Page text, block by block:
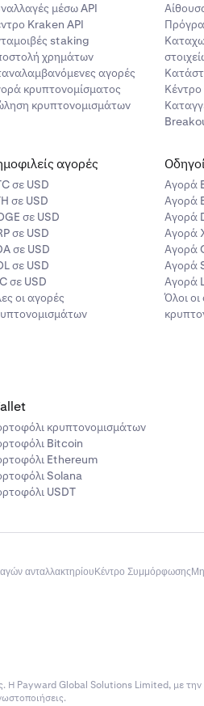
μέσω API
Kraken API
staking
χρημάτων
αγορές
κρυπτονομίσματος
κρυπτονομισμάτων
Κέντρο
αγορές
σε USD
σε USD
σε USD
σε USD
σε USD
σε USD
σε USD
οι αγορές
Αγορά
Αγορά
Αγορά
Αγορά
Αγορά
Αγορά
Αγορά
Όλοι οι
κρυπτονομισμάτων
Bitcoin
Ethereum
Solana
USDT
ανταλλακτηρίουΚέντρο Συμμόρφωσης
Payward Global Solutions Limited, με